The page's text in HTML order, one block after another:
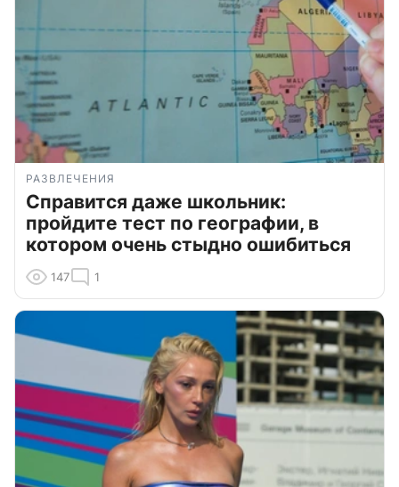
РАЗВЛЕЧЕНИЯ
Справится даже школьник:
пройдите тест по географии, в
котором очень стыдно ошибиться
147 1